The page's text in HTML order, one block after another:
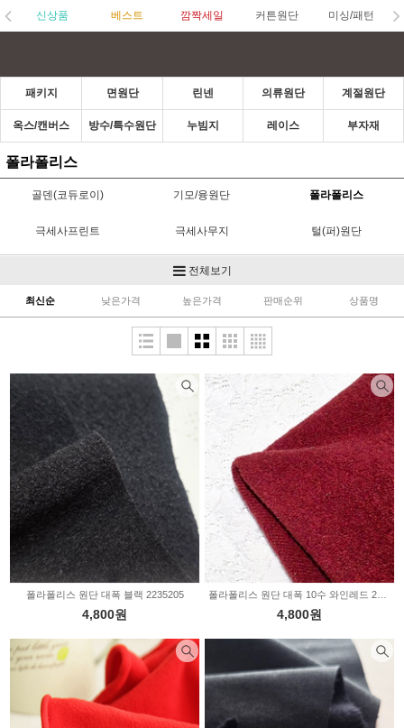
신상품 베스트 깜짝세일 커튼원단 미싱/패턴
패키지 면원단 린넨 의류원단 계절원단
옥스/캔버스 방수/특수원단 누빔지 레이스 부자재
폴라폴리스
골덴(코듀로이) 기모/융원단 폴라폴리스
극세사프린트 극세사무지 털(퍼)원단
벨보아/벨로아
전체보기
최신순 낮은가격 높은가격 판매순위 상품명
폴라폴리스 원단 대폭 블랙 2235205
4,800원 4,800원